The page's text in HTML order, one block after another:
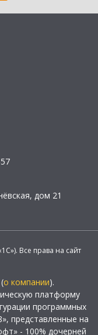
дом 21
Все права на сайт
о компании).
платформу
программных
представленные на
- 100% дочерней